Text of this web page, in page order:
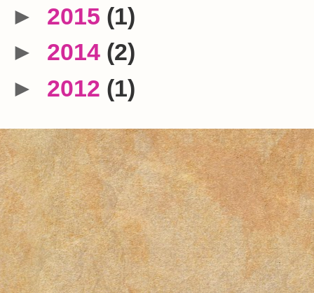
► 2015 (1)
► 2014 (2)
► 2012 (1)